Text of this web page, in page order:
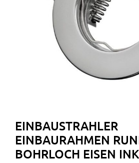
EINBAUSTRAHLER
EINBAURAHMEN
BOHRLOCH EISEN